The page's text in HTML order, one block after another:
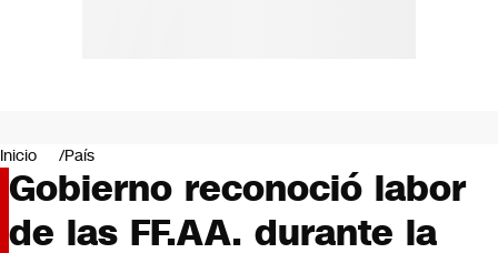
Negocios
Deportes
Programas completos
Cultura
Inicio País
Gobierno reconoció labor
de las FF.AA. durante la